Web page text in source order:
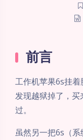
前言
工作机苹果6s挂
发现越狱掉了，
过。
虽然另一把6s（